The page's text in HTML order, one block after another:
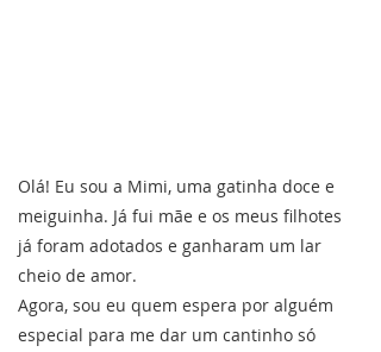
Olá! Eu sou a Mimi, uma gatinha doce e
meiguinha. Já fui mãe e os meus filhotes
já foram adotados e ganharam um lar
cheio de amor.
Agora, sou eu quem espera por alguém
especial para me dar um cantinho só